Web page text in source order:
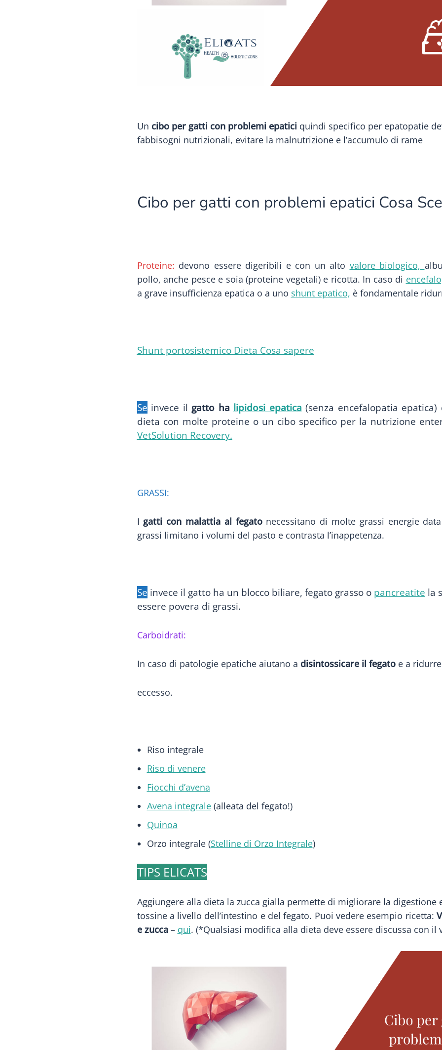
Un cibo per gatti con problemi epaticiquindi specifico per epatopatie
fabbisogni nutrizionali, evitare la malnutrizione e l’accumulo di rame
Cibo per gatti con problemi epatici Cosa
Proteine: devono essere digeribili e con un alto valore biologico,
pollo, anche pesce e soia (proteine vegetali) e ricotta. In caso di
a grave insufficienza epatica o a uno shunt epatico, è fondamentale
Shunt portosistemico Dieta Cosa sapere
Se invece il gatto ha lipidosi epatica (senza encefalopatia
dieta con molte proteine o un cibo specifico per la nutrizione
VetSolution Recovery.
GRASSI:
I gatti con malattia al fegato necessitano di molte grassi energie
grassi limitano i volumi del pasto e contrasta l’inappetenza.
Se invece il gatto ha un blocco biliare, fegato grasso o pancreatite la
essere povera di grassi.
Carboidrati:
In caso di patologie epatiche aiutano a disintossicare il fegato e a
eccesso.
Riso integrale
Riso di venere
Fiocchi d’avena
Avena integrale(alleata del fegato!)
Quinoa
Orzo integrale (Stelline di Orzo Integrale)
TIPS ELICATS
Aggiungere alla dieta la zucca gialla permette di migliorare la digestione
tossine a livello dell’intestino e del fegato. Puoi vedere esempio ricetta:
e zucca– qui. (*Qualsiasi modifica alla dieta deve essere discussa con il